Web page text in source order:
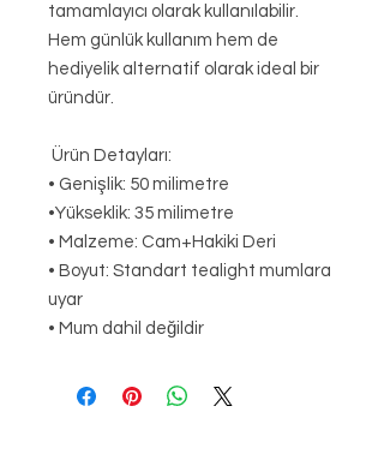
tamamlayıcı olarak kullanılabilir.
Hem günlük kullanım hem de
hediyelik alternatif olarak ideal bir
üründür.
Ürün Detayları:
• Genişlik: 50 milimetre
•Yükseklik: 35 milimetre
• Malzeme: Cam+Hakiki Deri
• Boyut: Standart tealight mumlara
uyar
• Mum dahil değildir